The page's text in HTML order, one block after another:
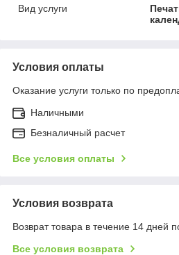
Вид услуги
Условия оплаты
Оказание услуги только по
Наличными
Безналичный расчет
Все условия оплаты
Условия возврата
Возврат товара в течение 14 дней
Все условия возврата